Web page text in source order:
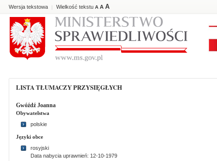
Wersja tekstowa | Wielkość tekstu A A A
LISTA TŁUMACZY PRZYSIĘGŁYCH
Gwóźdź Joanna
Obywatelstwa
polskie
Języki obce
rosyjski
Data nabycia uprawnień: 12-10-1979